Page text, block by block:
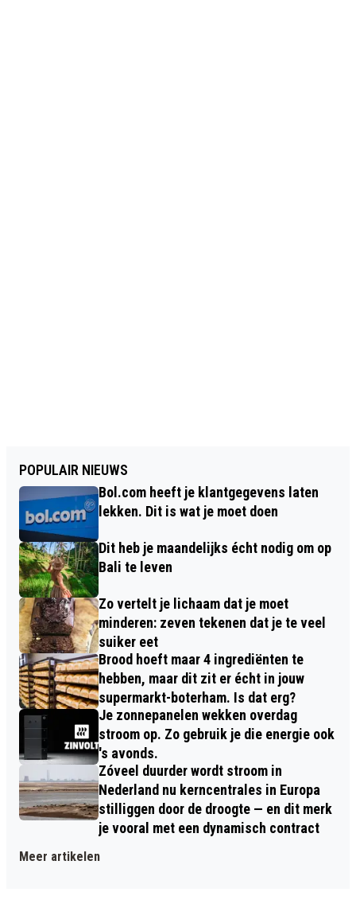
POPULAIR NIEUWS
Bol.com heeft je klantgegevens laten
lekken. Dit is wat je moet doen
Dit heb je maandelijks écht nodig om op
Bali te leven
Zo vertelt je lichaam dat je moet
minderen: zeven tekenen dat je te veel
suiker eet
Brood hoeft maar 4 ingrediënten te
hebben, maar dit zit er écht in jouw
supermarkt-boterham. Is dat erg?
Je zonnepanelen wekken overdag
stroom op. Zo gebruik je die energie ook
's avonds.
Zóveel duurder wordt stroom in
Nederland nu kerncentrales in Europa
stilliggen door de droogte — en dit merk
je vooral met een dynamisch contract
Meer artikelen